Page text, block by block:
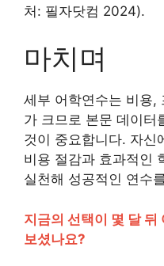
처: 필자닷컴 2024).
마치며
세부 어학연수는 비용,
가 크므로 본문 데이터
것이 중요합니다. 자신
비용 절감과 효과적인
실천해 성공적인 연수
지금의 선택이 몇 달 뒤
보셨나요?